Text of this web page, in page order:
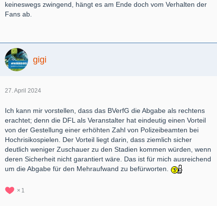
keineswegs zwingend, hängt es am Ende doch vom Verhalten der
Fans ab.
gigi
27. April 2024
Ich kann mir vorstellen, dass das BVerfG die Abgabe als rechtens
erachtet; denn die DFL als Veranstalter hat eindeutig einen Vorteil
von der Gestellung einer erhöhten Zahl von Polizeibeamten bei
Hochrisikospielen. Der Vorteil liegt darin, dass ziemlich sicher
deutlich weniger Zuschauer zu den Stadien kommen würden, wenn
deren Sicherheit nicht garantiert wäre. Das ist für mich ausreichend
um die Abgabe für den Mehraufwand zu befürworten.
1